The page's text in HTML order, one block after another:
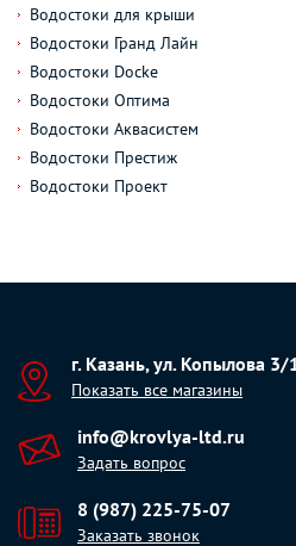
Водостоки для крыши
Водостоки Гранд Лайн
Водостоки Docke
Водостоки Оптима
Водостоки Аквасистем
Водостоки Престиж
Водостоки Проект
г. Казань, ул. Копылова 3/
Показать все магазины
info@krovlya-ltd.ru
Задать вопрос
8 (987) 225-75-07
Заказать звонок